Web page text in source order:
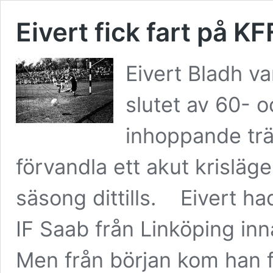
Eivert fick fart på
Eivert Bladh
slutet av 60-
inhoppande
förvandla ett akut
säsong dittills. Eivert
IF Saab från Linköping
Men från början kom